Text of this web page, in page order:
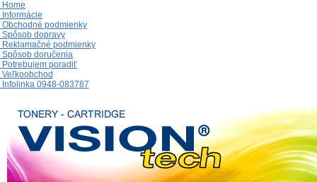
Home
Informácie
Obchodné podmienky
Spôsob dopravy
Reklamačné podmienky
Spôsob doručenia
Potrebujem poradiť
Veľkoobchod
Infolinka 0948-083787